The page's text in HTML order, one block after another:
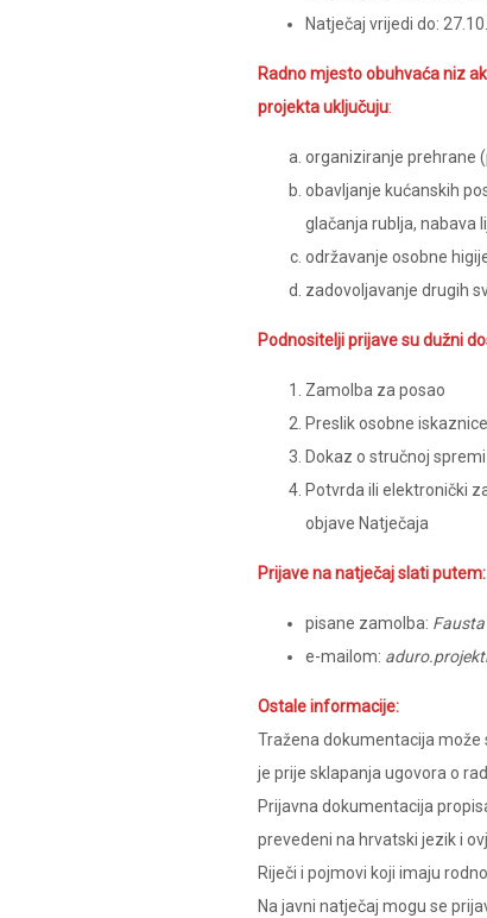
Natječaj vrijedi do:
Radno mjesto obuhvaća niz
projekta uključuju:
organiziranje prehrane
obavljanje kućanskih
glačanja rublja, nabava
održavanje osobne
zadovoljavanje drugih
Podnositelji prijave su dužni
Zamolba za posao
Preslik osobne iskaznice
Dokaz o stručnoj spremi
Potvrda ili elektronički
objave Natječaja
Prijave na natječaj slati putem:
pisane zamolba:
e-mailom:
Ostale informacije:
Tražena dokumentacija može
je prije sklapanja ugovora o
Prijavna dokumentacija
prevedeni na hrvatski jezik i
Riječi i pojmovi koji imaju
Na javni natječaj mogu se